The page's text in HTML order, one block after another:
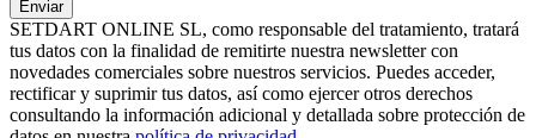
SETDART ONLINE SL, como responsable del tratamiento, tratará
tus datos con la finalidad de remitirte nuestra newsletter con
novedades comerciales sobre nuestros servicios. Puedes acceder,
rectificar y suprimir tus datos, así como ejercer otros derechos
consultando la información adicional y detallada sobre protección de